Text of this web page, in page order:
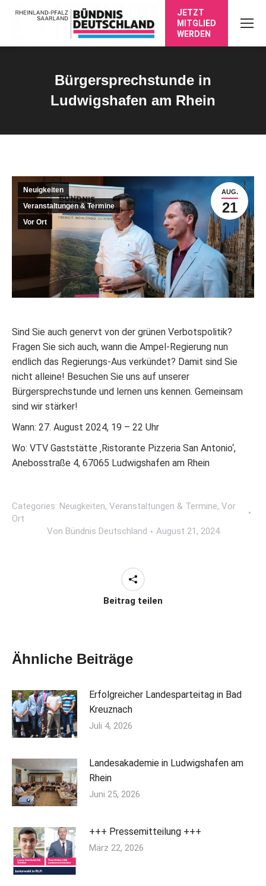
JETZT
MITGLIED
WERDEN
Bürgersprechstunde in
Ludwigshafen am Rhein
AUG.
21
Neuigkeiten
Veranstaltungen & Termine
Vor Ort
Sind Sie auch genervt von der grünen Verbotspolitik?
Fragen Sie sich auch, wann die Ampel-Regierung nun
endlich das Regierungs-Aus verkündet? Damit sind Sie
nicht alleine! Besuchen Sie uns auf unserer
Bürgersprechstunde und lernen uns kennen. Gemeinsam
sind wir stärker!
Wann: 27. August 2024, 19 – 22 Uhr
Wo: VTV Gaststätte ‚Ristorante Pizzeria San Antonio‘,
Anebosstraße 4, 67065 Ludwigshafen am Rhein
Categories: Neuigkeiten, Veranstaltungen & Termine, Vor
Ort
Von Bündnis Deutschland August 21, 2024
Beitrag teilen
Ähnliche Beiträge
Erfolgreicher Landesparteitag in Bad
Kreuznach
Juli 4, 2026
Landesakademie in Ludwigshafen am
Rhein
Juni 25, 2026
+++ Pressemitteilung +++
März 22, 2026